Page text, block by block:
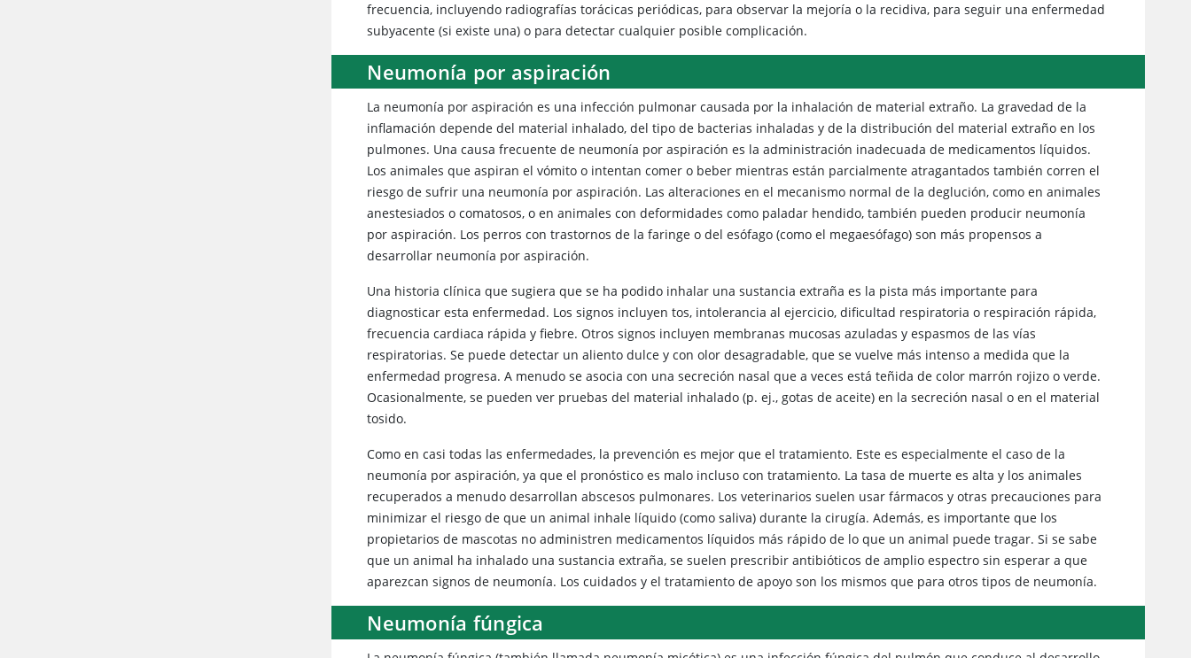
frecuencia, incluyendo radiografías torácicas periódicas, para observar la mejoría o la recidiva, para seguir una enfermedad
subyacente (si existe una) o para detectar cualquier posible complicación.
Neumonía por aspiración
La neumonía por aspiración es una infección pulmonar causada por la inhalación de material extraño. La gravedad de la
inflamación depende del material inhalado, del tipo de bacterias inhaladas y de la distribución del material extraño en los
pulmones. Una causa frecuente de neumonía por aspiración es la administración inadecuada de medicamentos líquidos.
Los animales que aspiran el vómito o intentan comer o beber mientras están parcialmente atragantados también corren el
riesgo de sufrir una neumonía por aspiración. Las alteraciones en el mecanismo normal de la deglución, como en animales
anestesiados o comatosos, o en animales con deformidades como paladar hendido, también pueden producir neumonía
por aspiración. Los perros con trastornos de la faringe o del esófago (como el megaesófago) son más propensos a
desarrollar neumonía por aspiración.
Una historia clínica que sugiera que se ha podido inhalar una sustancia extraña es la pista más importante para
diagnosticar esta enfermedad. Los signos incluyen tos, intolerancia al ejercicio, dificultad respiratoria o respiración rápida,
frecuencia cardiaca rápida y fiebre. Otros signos incluyen membranas mucosas azuladas y espasmos de las vías
respiratorias. Se puede detectar un aliento dulce y con olor desagradable, que se vuelve más intenso a medida que la
enfermedad progresa. A menudo se asocia con una secreción nasal que a veces está teñida de color marrón rojizo o verde.
Ocasionalmente, se pueden ver pruebas del material inhalado (p. ej., gotas de aceite) en la secreción nasal o en el material
tosido.
Como en casi todas las enfermedades, la prevención es mejor que el tratamiento. Este es especialmente el caso de la
neumonía por aspiración, ya que el pronóstico es malo incluso con tratamiento. La tasa de muerte es alta y los animales
recuperados a menudo desarrollan abscesos pulmonares. Los veterinarios suelen usar fármacos y otras precauciones para
minimizar el riesgo de que un animal inhale líquido (como saliva) durante la cirugía. Además, es importante que los
propietarios de mascotas no administren medicamentos líquidos más rápido de lo que un animal puede tragar. Si se sabe
que un animal ha inhalado una sustancia extraña, se suelen prescribir antibióticos de amplio espectro sin esperar a que
aparezcan signos de neumonía. Los cuidados y el tratamiento de apoyo son los mismos que para otros tipos de neumonía.
Neumonía fúngica